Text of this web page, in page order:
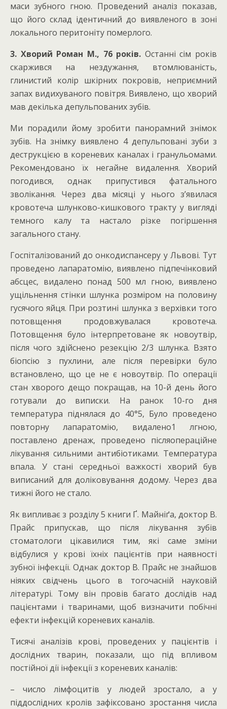
маси зубного гною. Проведений аналіз показав,
що його склад ідентичний до виявленого в зоні
локального перитоніту померлого.
3. Хворий Роман М., 76 років. Останні сім років
скаржився на нездужання, втомлюваність,
глинистий колір шкірних покровів, неприємний
запах видихуваного повітря. Виявлено, що хворий
мав декілька депульпованих зубів.
Ми порадили йому зробити панорамний знімок
зубів. На знімку виявлено 4 депульповані зуби з
деструкцією в кореневих каналах і гранульомами.
Рекомендовано їх негайне видалення. Хворий
погодився, однак припустився фатального
зволікання. Через два місяці у нього з’явилася
кровотеча шлунково-кишкового тракту у вигляді
темного калу та настало різке погіршення
загального стану.
Госпіталізований до онкодиспансеру у Львові. Тут
проведено лапаратомію, виявлено підпечінковий
абсцес, видалено понад 500 мл гною, виявлено
ущільнення стінки шлунка розміром на половину
гусячого яйця. При розтині шлунка з верхівки того
потовщення продовжувалася кровотеча.
Потовщення було інтерпретоване як новоутвір,
після чого здійснено резекцію 2/3 шлунка. Взято
біопсію з пухлини, але після перевірки було
встановлено, що це не є новоутвір. По операції
стан хворого дещо покращав, на 10-й день його
готували до виписки. На ранок 10-го дня
температура піднялася до 40°5, Було проведено
повторну лапаратомію, видалено1 лгною,
поставлено дренаж, проведено післяопераційне
лікування сильними антибіотиками. Температура
впала. У стані середньої важкості хворий був
виписаний для доліковування додому. Через два
тижні його не стало.
Як випливає з розділу 5 книги Ґ. Майніґа, доктор В.
Прайс припускав, що після лікування зубів
стоматологи цікавилися тим, які саме зміни
відбулися у крові їхніх пацієнтів при наявності
зубної інфекції. Однак доктор В. Прайс не знайшов
ніяких свідчень цього в тогочасній науковій
літературі. Тому він провів багато дослідів над
пацієнтами і тваринами, щоб визначити побічні
ефекти інфекцій кореневих каналів.
Тисячі аналізів крові, проведених у пацієнтів і
дослідних тварин, показали, що під впливом
постійної дії інфекції з кореневих каналів:
– число лімфоцитів у людей зростало, а у
піддослідних кролів зафіксовано зростання числа